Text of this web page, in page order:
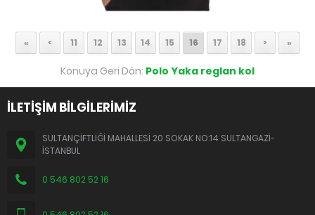
« < 11 12 13 14 15 16 17 18 > »
Konuya Geri Dön: Polo Yaka reglan kol
İLETİŞİM BİLGİLERİMİZ
SULTANÇİFTLİĞİ MAHALLESİ 20 SOKAK NO:14 SULTANGAZİ-
İSTANBUL
0 546 802 52 16